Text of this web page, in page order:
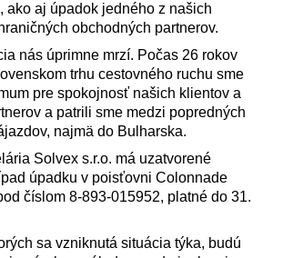
ako aj úpadok jedného z našich
obchodných partnerov.
nás úprimne mrzí. Počas 26 rokov
trhu cestovného ruchu sme
pre spokojnosť našich klientov a
a patrili sme medzi popredných
najmä do Bulharska.
Solvex s.r.o. má uzatvorené
úpadku v poisťovni Colonnade
číslom 8-893-015952, platné do 31.
sa vzniknutá situácia týka, budú